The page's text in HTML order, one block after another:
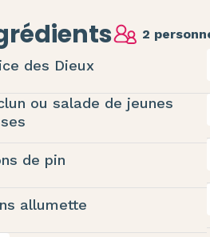
2
des Dieux
ou salade de jeunes
de pin
allumette